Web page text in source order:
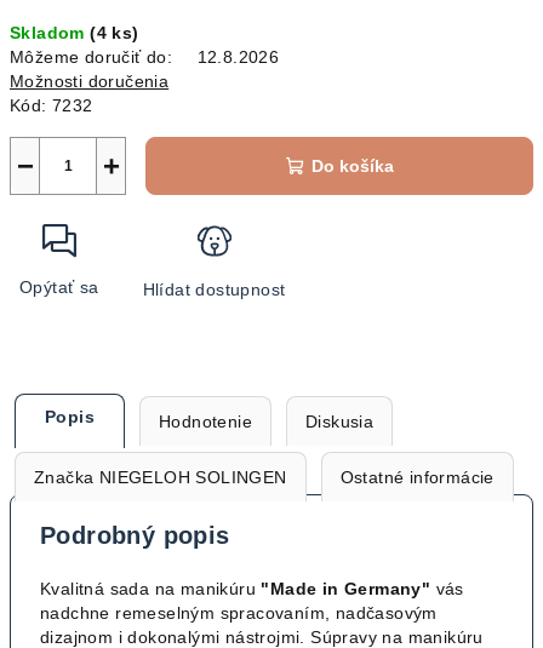
cena:
Skladom(4 ks)
Môžeme doručiť do:
12.8.2026
Možnosti doručenia
Kód: 7232
+
− Do košíka
Opýtať sa Hlídat dostupnost
Popis Hodnotenie Diskusia
Značka NIEGELOH SOLINGEN Ostatné informácie
Podrobný popis
Kvalitná sada na manikúru "Made in Germany" vás
nadchne remeselným spracovaním, nadčasovým
dizajnom i dokonalými nástrojmi. Súpravy na manikúru